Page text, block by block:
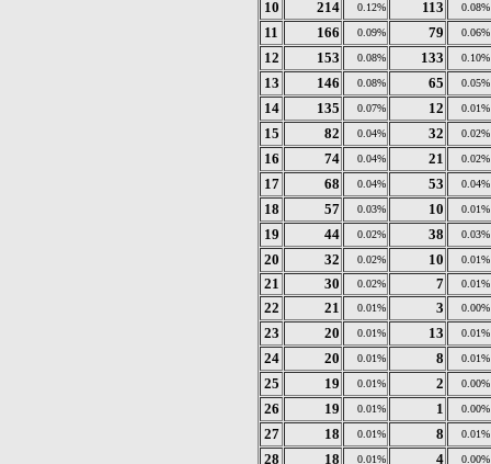
10 214 0.12% 113 0.08%
11 166 0.09% 79 0.06%
12 153 0.08% 133 0.10%
13 146 0.08% 65 0.05%
14 135 0.07% 12 0.01%
15 82 0.04% 32 0.02%
16 74 0.04% 21 0.02%
17 68 0.04% 53 0.04%
18 57 0.03% 10 0.01%
19 44 0.02% 38 0.03%
20 32 0.02% 10 0.01%
21 30 0.02% 7 0.01%
22 21 0.01% 3 0.00%
23 20 0.01% 13 0.01%
24 20 0.01% 8 0.01%
25 19 0.01% 2 0.00%
26 19 0.01% 1 0.00%
27 18 0.01% 8 0.01%
28 18 0.01% 4 0.00%